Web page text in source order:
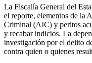
La Fiscalía General del
el reporte, elementos de la
Criminal (AIC) y peritos
y recabar indicios. La
investigación por el delito
contra quien o quienes